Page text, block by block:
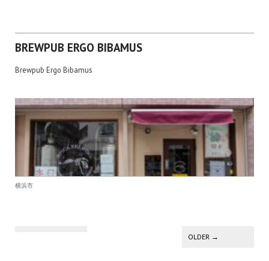
BREWPUB ERGO BIBAMUS
Brewpub Ergo Bibamus
横浜市
OLDER →